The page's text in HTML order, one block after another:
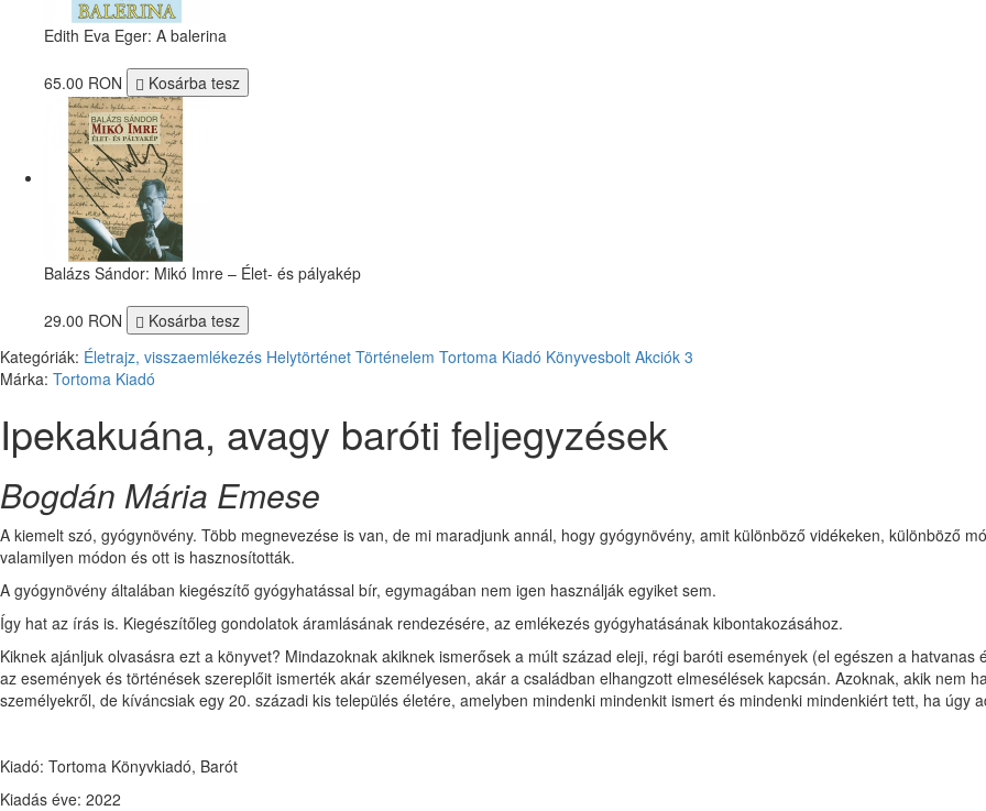
Edith Eva Eger: A balerina
65.00 RON Kosárba tesz
Balázs Sándor: Mikó Imre – Élet- és pályakép
29.00 RON
Kosárba tesz
Kategóriák: Életrajz, visszaemlékezés Helytörténet Történelem Tortoma Kiadó Könyvesbolt Akciók 3
Márka: Tortoma Kiadó
Ipekakuána, avagy baróti feljegyzések
Bogdán Mária Emese
A kiemelt szó, gyógynövény. Több megnevezése is van, de mi maradjunk annál, hogy gyógynövény, amit különböző vidékeken, különböző
valamilyen módon és ott is hasznosították.
A gyógynövény általában kiegészítő gyógyhatással bír, egymagában nem igen használják egyiket sem.
Így hat az írás is. Kiegészítőleg gondolatok áramlásának rendezésére, az emlékezés gyógyhatásának kibontakozásához.
Kiknek ajánljuk olvasásra ezt a könyvet? Mindazoknak akiknek ismerősek a múlt század eleji, régi baróti események (el egészen a
az események és történések szereplőit ismerték akár személyesen, akár a családban elhangzott elmesélések kapcsán. Azoknak, akik nem
személyekről, de kíváncsiak egy 20. századi kis település életére, amelyben mindenki mindenkit ismert és mindenki mindenkiért tett, ha úgy
Kiadó: Tortoma Könyvkiadó, Barót
Kiadás éve: 2022